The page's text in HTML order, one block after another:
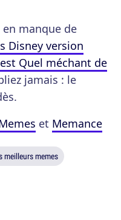
manque de
Disney version
Quel méchant de
jamais : le
et Memance
meilleurs memes